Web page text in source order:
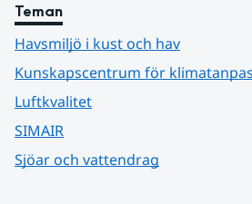
Teman
Havsmiljö i kust och hav
Kunskapscentrum för
Luftkvalitet
SIMAIR
Sjöar och vattendrag